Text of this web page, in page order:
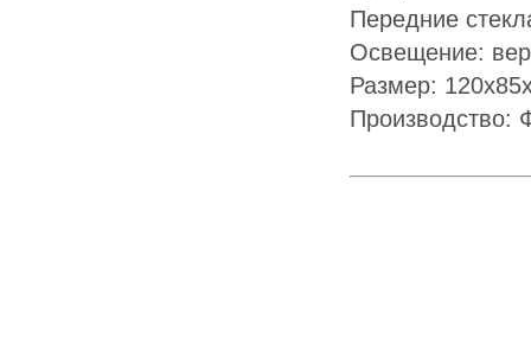
Передние
Освещение:
Размер:
Производство: